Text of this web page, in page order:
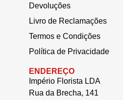
Devoluções
Livro de Reclamações
Termos e Condições
Política de Privacidade
ENDEREÇO
Império Florista LDA
Rua da Brecha, 141